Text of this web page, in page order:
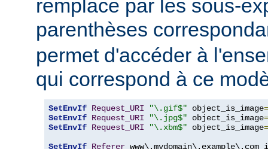
remplace par les sous-
parenthèses
permet d'accéder à
qui correspond à ce
SetEnvIf Request_URI "\.gif$" object_is_image=
SetEnvIf Request_URI "\.jpg$" object_is_image=
SetEnvIf Request_URI "\.xbm$" object_is_image=
SetEnvIf Referer